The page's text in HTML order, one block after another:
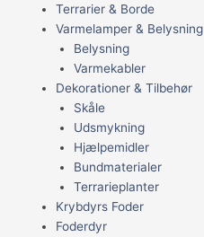
Terrarier & Borde
Varmelamper & Belysning
Belysning
Varmekabler
Dekorationer & Tilbehør
Skåle
Udsmykning
Hjælpemidler
Bundmaterialer
Terrarieplanter
Krybdyrs Foder
Foderdyr